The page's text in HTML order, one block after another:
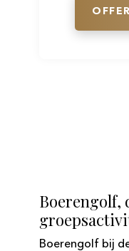
Boerengolf,
Boerengolf bij